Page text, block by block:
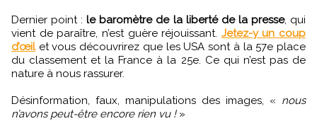
Dernier point :le baromètre de la liberté de la presse, qui
vient de paraître, n’est guère réjouissant. Jetez-y un coup
d’œilet vous découvrirez que les USA sont à la 57e place
du classement et la France à la 25e. Ce qui n’est pas de
nature à nous rassurer.
Désinformation, faux, manipulations des images, « nous
n’avons peut-être encore rien vu !»